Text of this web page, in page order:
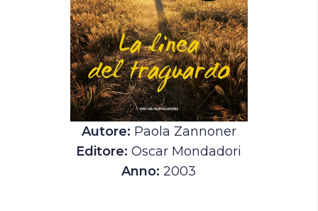
Autore: Paola Zannoner
Editore: Oscar Mondadori
Anno: 2003